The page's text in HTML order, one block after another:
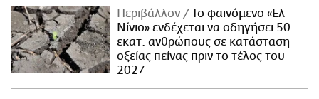
Περιβάλλον
Το φαινόμενο «Ελ
Νίνιο» ενδέχεται να οδηγήσει 50
εκατ. ανθρώπους σε κατάσταση
οξείας πείνας πριν το τέλος του
2027